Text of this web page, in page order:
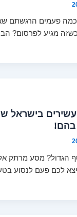
כמה פעמים הרגשתם
מגיע לפרסום?
עשירים בישראל
בהם!
הגדול? מסע מרתק
לכם פעם לנסוע